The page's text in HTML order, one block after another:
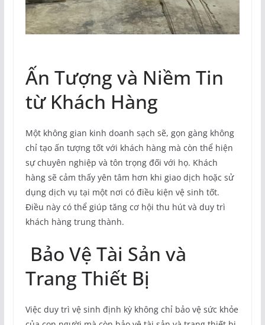
Ấn Tượng và Niềm Tin
từ Khách Hàng
Một không gian kinh doanh sạch sẽ, gọn gàng không
chỉ tạo ấn tượng tốt với khách hàng mà còn thể hiện
sự chuyên nghiệp và tôn trọng đối với họ. Khách
hàng sẽ cảm thấy yên tâm hơn khi giao dịch hoặc sử
dụng dịch vụ tại một nơi có điều kiện vệ sinh tốt.
Điều này có thể giúp tăng cơ hội thu hút và duy trì
khách hàng trung thành.
Bảo Vệ Tài Sản và
Trang Thiết Bị
Việc duy trì vệ sinh định kỳ không chỉ bảo vệ sức khỏe